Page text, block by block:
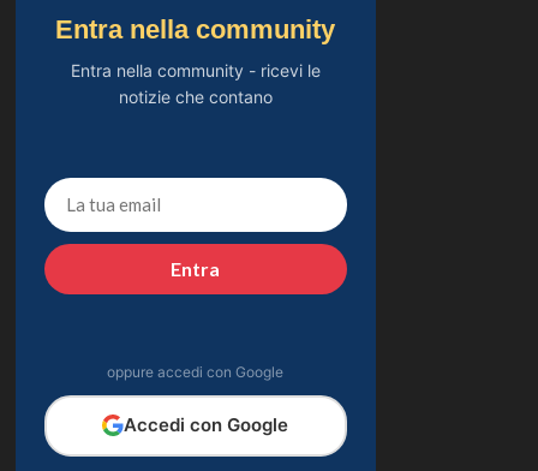
Entra nella community
Entra nella community - ricevi le
notizie che contano
Entra
oppure accedi con Google
Accedi con Google